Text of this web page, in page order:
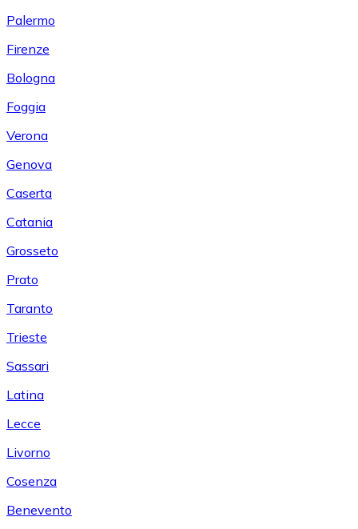
Palermo
Firenze
Bologna
Foggia
Verona
Genova
Caserta
Catania
Grosseto
Prato
Taranto
Trieste
Sassari
Latina
Lecce
Livorno
Cosenza
Benevento